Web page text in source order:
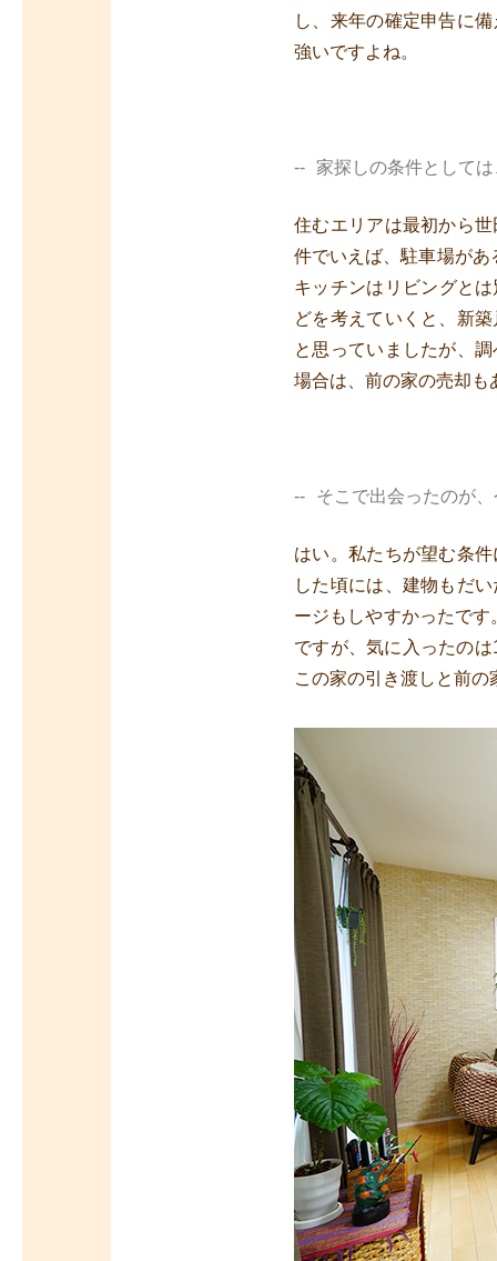
し、来年の確定申告に
強いですよね。
家探しの条件として
住むエリアは最初から
件でいえば、駐車場が
キッチンはリビングと
どを考えていくと、新
と思っていましたが、
場合は、前の家の売却も
そこで出会ったのが
はい。私たちが望む条
した頃には、建物もだ
ージもしやすかったで
ですが、気に入ったの
この家の引き渡しと前